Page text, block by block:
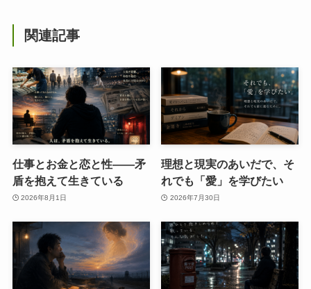
関連記事
仕事とお金と恋と性——矛
盾を抱えて生きている
2026年8月1日
理想と現実のあいだで、そ
れでも「愛」を学びたい
2026年7月30日